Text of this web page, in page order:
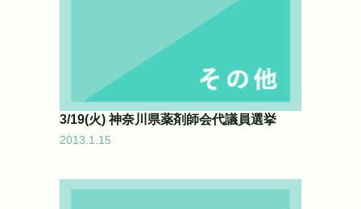
3/19(火) 神奈川県薬剤師会代議員選挙
2013.1.15